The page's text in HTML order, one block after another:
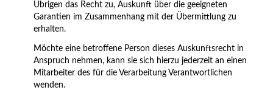
Übrigen das Recht zu, Auskunft über die geeigneten
Garantien im Zusammenhang mit der Übermittlung zu
erhalten.
Möchte eine betroffene Person dieses Auskunftsrecht in
Anspruch nehmen, kann sie sich hierzu jederzeit an einen
Mitarbeiter des für die Verarbeitung Verantwortlichen
wenden.